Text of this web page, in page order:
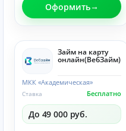
Оформить
Займ на карту
онлайн(ВебЗайм)
МКК «Академическая»
Бесплатно
Ставка
До 49 000 руб.